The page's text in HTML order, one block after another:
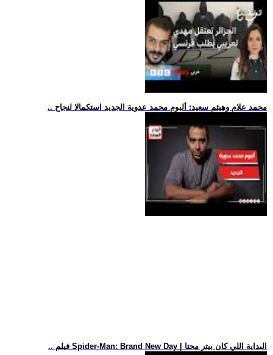
.. محمد علام وهيثم سعيد: ألبوم محمد عدوية الجديد استكمالا لنجاح
.. فيلم Spider-Man: Brand New Day | البداية اللي كان بيتر محتا